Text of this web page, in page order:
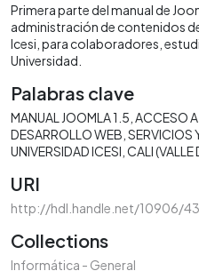
Primera parte del manual de
administración de contenidos
Icesi, para colaboradores,
Universidad.
Palabras clave
MANUAL JOOMLA 1.5 ACCESO
DESARROLLO WEB SERVICIOS
UNIVERSIDAD ICESI CALI
URI
http://hdl.handle.net/10906/
Collections
Informática - General